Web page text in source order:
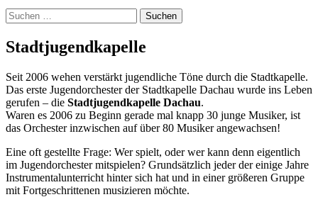
Suchen
nach:
Stadtjugendkapelle
Seit 2006 wehen verstärkt jugendliche Töne durch die Stadtkapelle.
Das erste Jugendorchester der Stadtkapelle Dachau wurde ins Leben
gerufen – die Stadtjugendkapelle Dachau.
Waren es 2006 zu Beginn gerade mal knapp 30 junge Musiker, ist
das Orchester inzwischen auf über 80 Musiker angewachsen!
Eine oft gestellte Frage: Wer spielt, oder wer kann denn eigentlich
im Jugendorchester mitspielen? Grundsätzlich jeder der einige Jahre
Instrumentalunterricht hinter sich hat und in einer größeren Gruppe
mit Fortgeschrittenen musizieren möchte.